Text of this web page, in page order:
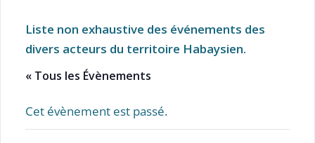
Liste non exhaustive des événements des
divers acteurs du territoire Habaysien.
« Tous les Évènements
Cet évènement est passé.